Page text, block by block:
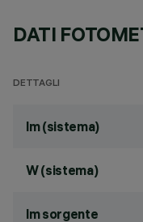
DATI
DETTAGLI
lm (sistema)
W (sistema)
lm sorgente